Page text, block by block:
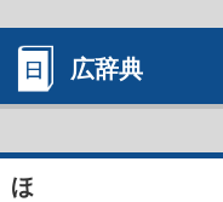
広辞典
ほ